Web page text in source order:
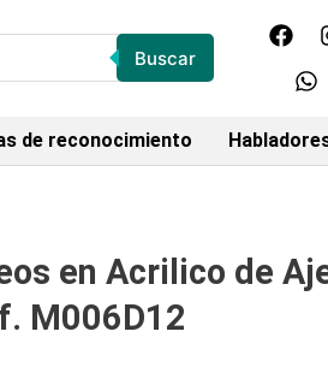
Buscar
de reconocimiento
en Acrilico de
M006D12